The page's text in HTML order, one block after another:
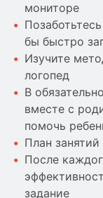
мониторе
бы быстро
Изучите
логопед
В
вместе с
помочь
План
После
задание